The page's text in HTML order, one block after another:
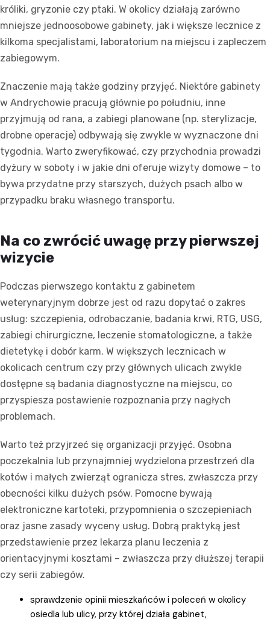
króliki, gryzonie czy ptaki. W okolicy działają zarówno
mniejsze jednoosobowe gabinety, jak i większe lecznice z
kilkoma specjalistami, laboratorium na miejscu i zapleczem
zabiegowym.
Znaczenie mają także godziny przyjęć. Niektóre gabinety
w Andrychowie pracują głównie po południu, inne
przyjmują od rana, a zabiegi planowane (np. sterylizacje,
drobne operacje) odbywają się zwykle w wyznaczone dni
tygodnia. Warto zweryfikować, czy przychodnia prowadzi
dyżury w soboty i w jakie dni oferuje wizyty domowe – to
bywa przydatne przy starszych, dużych psach albo w
przypadku braku własnego transportu.
Na co zwrócić uwagę przy pierwszej
wizycie
Podczas pierwszego kontaktu z gabinetem
weterynaryjnym dobrze jest od razu dopytać o zakres
usług: szczepienia, odrobaczanie, badania krwi, RTG, USG,
zabiegi chirurgiczne, leczenie stomatologiczne, a także
dietetykę i dobór karm. W większych lecznicach w
okolicach centrum czy przy głównych ulicach zwykle
dostępne są badania diagnostyczne na miejscu, co
przyspiesza postawienie rozpoznania przy nagłych
problemach.
Warto też przyjrzeć się organizacji przyjęć. Osobna
poczekalnia lub przynajmniej wydzielona przestrzeń dla
kotów i małych zwierząt ogranicza stres, zwłaszcza przy
obecności kilku dużych psów. Pomocne bywają
elektroniczne kartoteki, przypomnienia o szczepieniach
oraz jasne zasady wyceny usług. Dobrą praktyką jest
przedstawienie przez lekarza planu leczenia z
orientacyjnymi kosztami – zwłaszcza przy dłuższej terapii
czy serii zabiegów.
sprawdzenie opinii mieszkańców i poleceń w okolicy
osiedla lub ulicy, przy której działa gabinet,